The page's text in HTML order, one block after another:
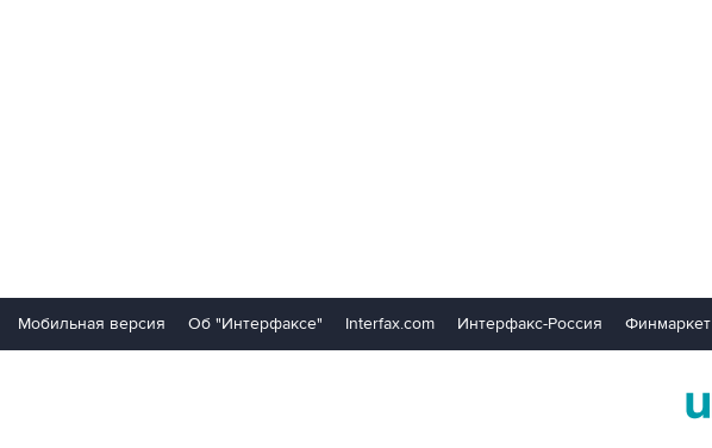
Мобильная версия Об "Интерфаксе" Interfax.com Интерфакс-Россия Финмаркет